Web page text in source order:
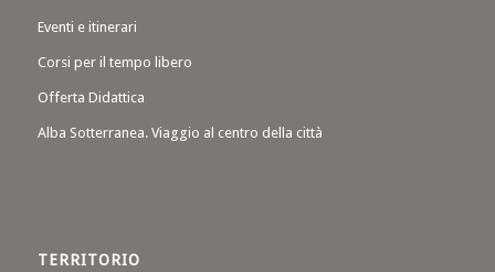
Eventi e itinerari
Corsi per il tempo libero
Offerta Didattica
Alba Sotterranea. Viaggio al centro della città
TERRITORIO